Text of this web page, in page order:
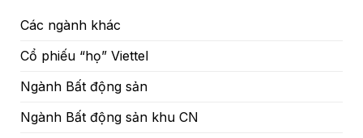
Các ngành khác
Cổ phiếu “họ” Viettel
Ngành Bất động sản
Ngành Bất động sản khu CN